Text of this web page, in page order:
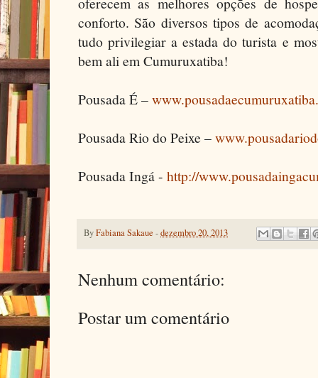
conforto. São diversos tipos de
tudo privilegiar a estada do turista e
bem ali em Cumuruxatiba!
Pousada É –
Pousada Rio do Peixe –
Pousada Ingá - http://
ByFabiana Sakaue -dezembro 20, 2013
Nenhum comentário:
Postar um comentário